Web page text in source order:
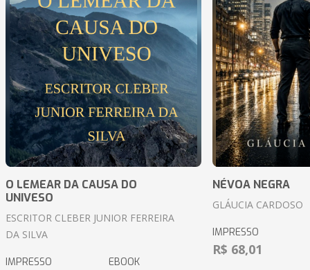
O LEMEAR DA CAUSA DO
UNIVESO
ESCRITOR CLEBER JUNIOR FERREIRA
DA SILVA
IMPRESSO EBOOK
NÉVOA NEGRA
GLÁUCIA CARDOSO
IMPRESSO
R$ 68,01